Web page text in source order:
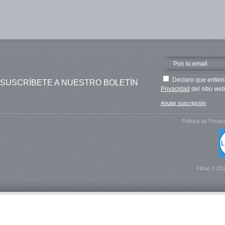
SUSCRÍBETE A NUESTRO BOLETÍN
Declaro que
Privacidad del sitio
Anular suscripción
Política de
Filsat ©